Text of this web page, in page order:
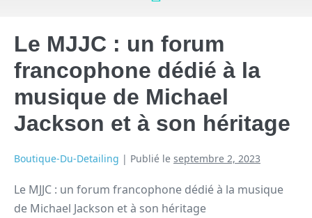
Le MJJC : un forum
francophone dédié à la
musique de Michael
Jackson et à son héritage
Boutique-Du-Detailing | Publié le septembre 2, 2023
Le MJJC : un forum francophone dédié à la musique
de Michael Jackson et à son héritage